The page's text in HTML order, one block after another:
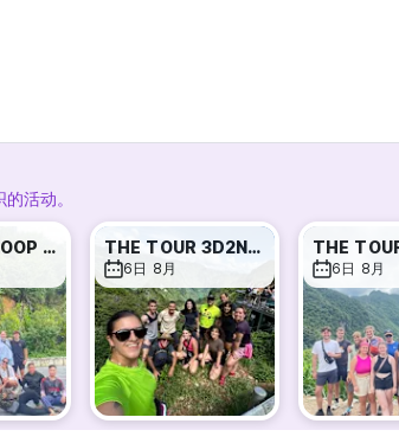
活动。
HA GIANG LOOP TOUR 3D2N EASY RIDER THE TOUR 3D2N SELF RIDER 1 PEOPLE/BIKE
6日 8月 6日 8月